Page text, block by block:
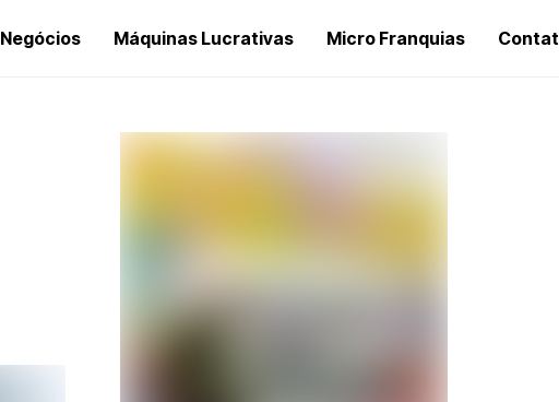
Negócios Máquinas Lucrativas Micro Franquias